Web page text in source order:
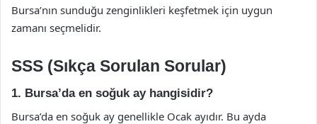
Bursa’nın sunduğu zenginlikleri keşfetmek için uygun
zamanı seçmelidir.
SSS (Sıkça Sorulan Sorular)
1. Bursa’da en soğuk ay hangisidir?
Bursa’da en soğuk ay genellikle Ocak ayıdır. Bu ayda